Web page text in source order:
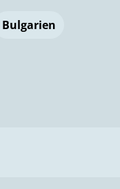
Bulgarien